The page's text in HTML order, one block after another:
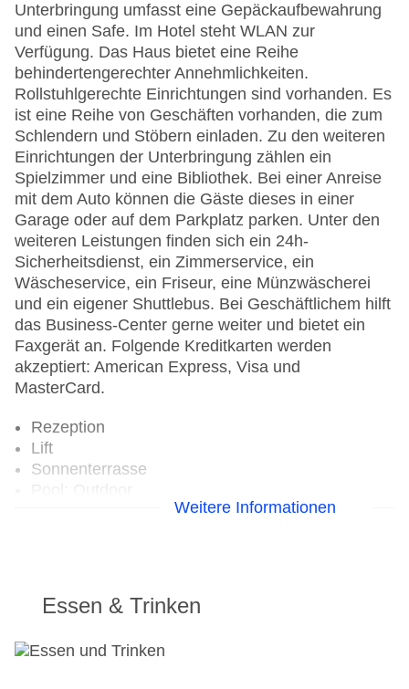
Unterbringung umfasst eine Gepäckaufbewahrung
und einen Safe. Im Hotel steht WLAN zur
Verfügung. Das Haus bietet eine Reihe
behindertengerechter Annehmlichkeiten.
Rollstuhlgerechte Einrichtungen sind vorhanden. Es
ist eine Reihe von Geschäften vorhanden, die zum
Schlendern und Stöbern einladen. Zu den weiteren
Einrichtungen der Unterbringung zählen ein
Spielzimmer und eine Bibliothek. Bei einer Anreise
mit dem Auto können die Gäste dieses in einer
Garage oder auf dem Parkplatz parken. Unter den
weiteren Leistungen finden sich ein 24h-
Sicherheitsdienst, ein Zimmerservice, ein
Wäscheservice, ein Friseur, eine Münzwäscherei
und ein eigener Shuttlebus. Bei Geschäftlichem hilft
das Business-Center gerne weiter und bietet ein
Faxgerät an. Folgende Kreditkarten werden
akzeptiert: American Express, Visa und
MasterCard.
Rezeption
Lift
Sonnenterrasse
Zahlungsarten: TUI Card / VISA, MasterCard,
American Express
Verfügbarkeit), unbewacht: gegen Gebühr,
Weitere Informationen
Essen & Trinken